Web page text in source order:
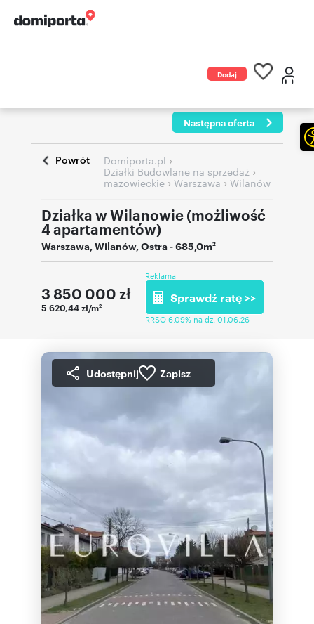
Dodaj
Następna oferta
Powrót Domiporta.pl ›
Działki Budowlane na sprzedaż ›
mazowieckie › Warszawa › Wilanów
Działka w Wilanowie (możliwość
4 apartamentów)
Warszawa,Wilanów,Ostra- 685,0m2
3 850 000 zł
5 620,44 zł/m2
Reklama
Sprawdź ratę >>
RRSO 6,09% na dz. 01.06.26
Udostępnij Zapisz